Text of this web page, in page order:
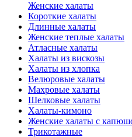
Женские халаты
Короткие халаты
Длинные халаты
Женские теплые халаты
Атласные халаты
Халаты из вискозы
Халаты из хлопка
Велюровые халаты
Махровые халаты
Шелковые халаты
Халаты-кимоно
Женские халаты с
Трикотажные